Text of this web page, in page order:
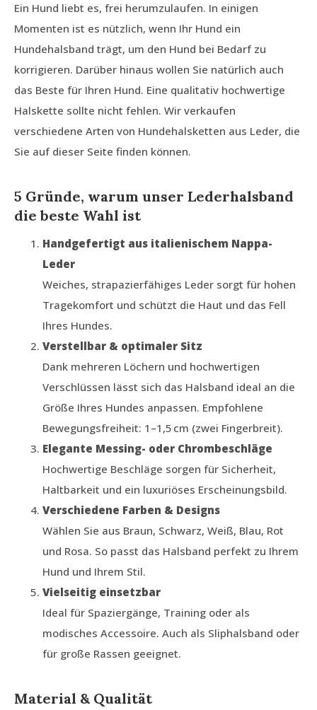
Ein Hund liebt es, frei herumzulaufen. In einigen
Momenten ist es nützlich, wenn Ihr Hund ein
Hundehalsband trägt, um den Hund bei Bedarf zu
korrigieren. Darüber hinaus wollen Sie natürlich auch
das Beste für Ihren Hund. Eine qualitativ hochwertige
Halskette sollte nicht fehlen. Wir verkaufen
verschiedene Arten von Hundehalsketten aus Leder, die
Sie auf dieser Seite finden können.
5 Gründe, warum unser Lederhalsband
die beste Wahl ist
Handgefertigt aus italienischem Nappa-
Leder
Weiches, strapazierfähiges Leder sorgt für hohen
Tragekomfort und schützt die Haut und das Fell
Ihres Hundes.
Verstellbar & optimaler Sitz
Dank mehreren Löchern und hochwertigen
Verschlüssen lässt sich das Halsband ideal an die
Größe Ihres Hundes anpassen. Empfohlene
Bewegungsfreiheit: 1–1,5 cm (zwei Fingerbreit).
Elegante Messing- oder Chrombeschläge
Hochwertige Beschläge sorgen für Sicherheit,
Haltbarkeit und ein luxuriöses Erscheinungsbild.
Verschiedene Farben & Designs
Wählen Sie aus Braun, Schwarz, Weiß, Blau, Rot
und Rosa. So passt das Halsband perfekt zu Ihrem
Hund und Ihrem Stil.
Vielseitig einsetzbar
Ideal für Spaziergänge, Training oder als
modisches Accessoire. Auch als Sliphalsband oder
für große Rassen geeignet.
Material & Qualität